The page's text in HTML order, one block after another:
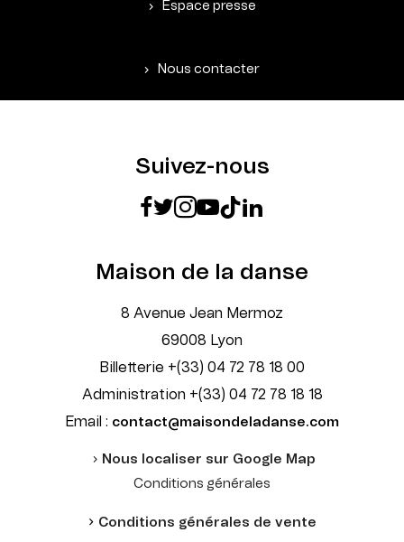
Espace presse
Nous contacter
Suivez-nous
Maison de la danse
8 Avenue Jean Mermoz
69008 Lyon
Billetterie +(33) 04 72 78 18 00
Administration +(33) 04 72 78 18 18
Email : contact@maisondeladanse.com
Nous localiser sur Google Map
Conditions générales
Conditions générales de vente